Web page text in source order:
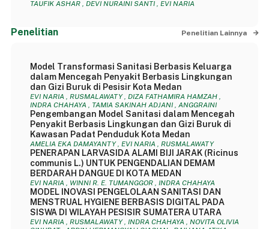
TAUFIK ASHAR , DEVI NURAINI SANTI , EVI NARIA
Penelitian Penelitian Lainnya
Model Transformasi Sanitasi Berbasis Keluarga
dalam Mencegah Penyakit Berbasis Lingkungan
dan Gizi Buruk di Pesisir Kota Medan
EVI NARIA , RUSMALAWATY , DIZA FATHAMIRA HAMZAH ,
INDRA CHAHAYA , TAMIA SAKINAH ADJANI , ANGGRAINI
Pengembangan Model Sanitasi dalam Mencegah
Penyakit Berbasis Lingkungan dan Gizi Buruk di
Kawasan Padat Penduduk Kota Medan
AMELIA EKA DAMAYANTY , EVI NARIA , RUSMALAWATY
PENERAPAN LARVASIDA ALAMI BIJI JARAK (Ricinus
communis L.) UNTUK PENGENDALIAN DEMAM
BERDARAH DANGUE DI KOTA MEDAN
EVI NARIA , WINNI R. E. TUMANGGOR , INDRA CHAHAYA
MODEL INOVASI PENGELOLAAN SANITASI DAN
MENSTRUAL HYGIENE BERBASIS DIGITAL PADA
SISWA DI WILAYAH PESISIR SUMATERA UTARA
EVI NARIA , RUSMALAWATY , INDRA CHAHAYA , NOVITA OLIVIA